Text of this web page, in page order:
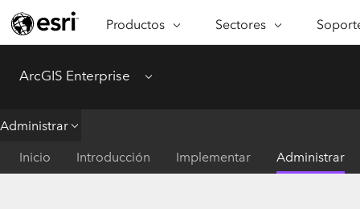
Productos
ARCGIS
Descripción general de ArcGIS
ArcGIS Online
Sectores
SECTORES
Conservación
ArcGIS Enterprise Menu
Administrar
Inicio Introducción Implementar Administrar